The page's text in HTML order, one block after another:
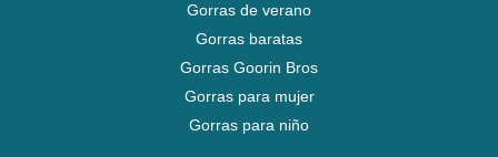
Gorras de verano
Gorras baratas
Gorras Goorin Bros
Gorras para mujer
Gorras para niño